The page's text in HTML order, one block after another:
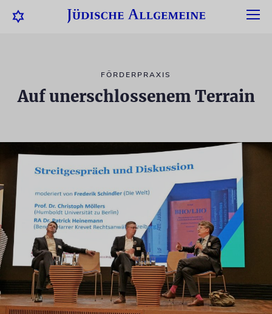
FÖRDERPRAXIS
Auf unerschlossenem Terrain